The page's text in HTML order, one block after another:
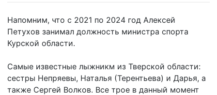
Напомним, что с 2021 по 2024 год Алексей
Петухов занимал должность министра спорта
Курской области.
Самые известные лыжникм из Тверской области:
сестры Непряевы, Наталья (Терентьева) и Дарья, а
также Сергей Волков. Все трое в данный момент